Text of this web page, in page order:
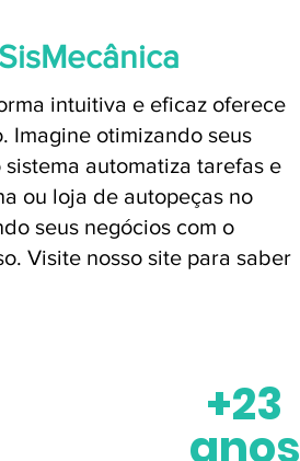
intuitiva e eficaz oferece
Imagine otimizando seus
automatiza tarefas e
ou loja de autopeças no
seus negócios com o
Visite nosso site para saber
+23
anos